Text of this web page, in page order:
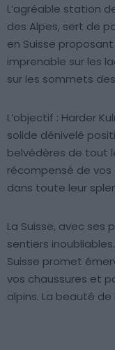
L’agréable station
des Alpes, sert de
en Suisse
imprenable sur les
sur les sommets
L’objectif : Harder
solide dénivelé
belvédères de tout
récompensé de
dans toute leur
La Suisse, avec
sentiers
Suisse promet
vos chaussures et
alpins. La beauté